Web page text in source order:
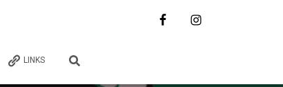
LINKS